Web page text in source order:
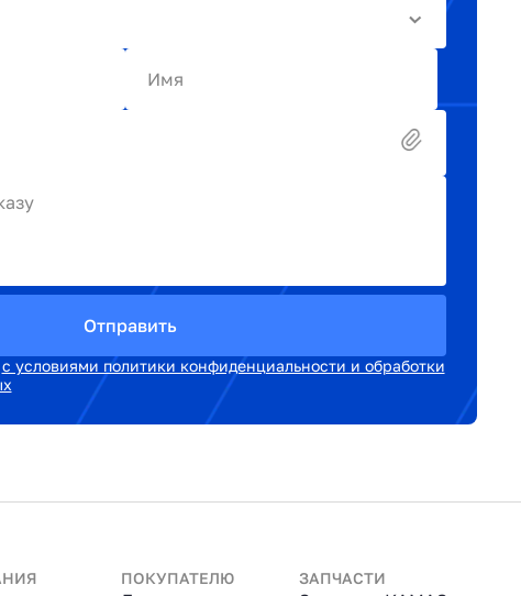
Имя
Отправить
с условиями политики конфиденциальности и обработки
ПОКУПАТЕЛЮ ЗАПЧАСТИ